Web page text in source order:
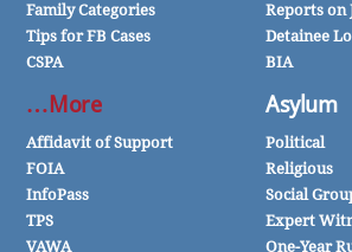
Reports on
Detainee
BIA
Asylum
Political
Religious
Social
Expert
One-Year
Family Categories
Tips for FB Cases
CSPA
More…
Affidavit of Support
FOIA
InfoPass
TPS
VAWA